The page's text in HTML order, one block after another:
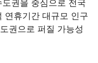
권을 중심으로 전국
연휴기간 대규모 인구
권으로 퍼질 가능성